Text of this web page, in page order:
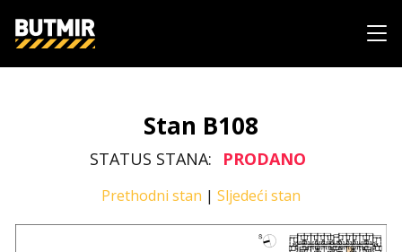
Stan B108
STATUS STANA: PRODANO
Prethodni stan | Sljedeći stan